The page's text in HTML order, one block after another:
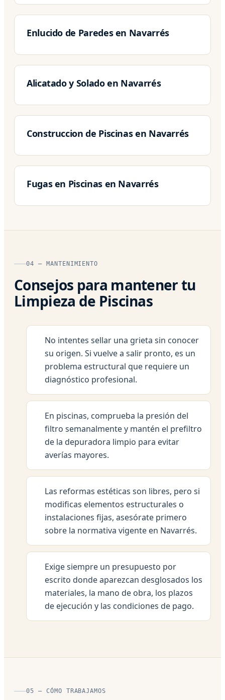
Enlucido de Paredes en Navarrés
Alicatado y Solado en Navarrés
Construccion de Piscinas en Navarrés
Fugas en Piscinas en Navarrés
04 — MANTENIMIENTO
Consejos para mantener tu
Limpieza de Piscinas
No intentes sellar una grieta sin conocer
su origen. Si vuelve a salir pronto, es un
problema estructural que requiere un
diagnóstico profesional.
En piscinas, comprueba la presión del
filtro semanalmente y mantén el prefiltro
de la depuradora limpio para evitar
averías mayores.
Las reformas estéticas son libres, pero si
modificas elementos estructurales o
instalaciones fijas, asesórate primero
sobre la normativa vigente en Navarrés.
Exige siempre un presupuesto por
escrito donde aparezcan desglosados los
materiales, la mano de obra, los plazos
de ejecución y las condiciones de pago.
05 — CÓMO TRABAJAMOS